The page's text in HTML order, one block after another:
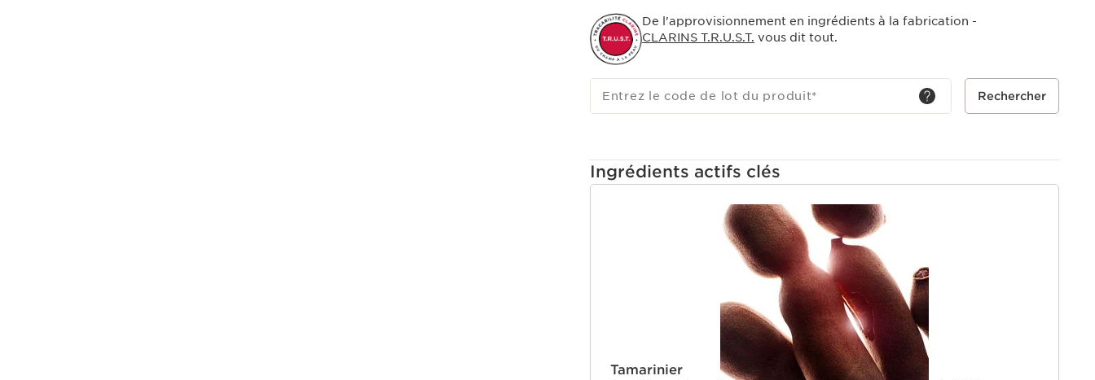
De l'approvisionnement en ingrédients à la fabrication -
CLARINS T.R.U.S.T. vous dit tout.
Entrez le code de lot du produit* Rechercher
Ingrédients actifs clés
ALLER AU CONTENU
Tamarinier